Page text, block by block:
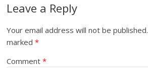
Leave a Reply
Your email address will not be published.
marked*
Comment*